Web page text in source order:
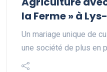
la Ferme » à
Un mariage unique de
une société de plus en